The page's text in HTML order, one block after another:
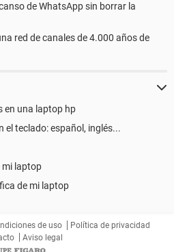
de WhatsApp sin borrar la
red de canales de 4.000 años de
en una laptop hp
el teclado: español, inglés...
mi laptop
de mi laptop
de uso
Política de privacidad
Aviso legal